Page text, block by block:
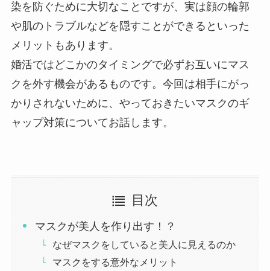
染を防ぐために大切なことですが、実は顔の輪郭
や肌のトラブルなどを隠すことができるといった
メリットもあります。
婚活ではどこかのタイミングで必ずお互いにマス
クを外す機会があるものです。今回は相手にがっ
かりされないために、やっておきたいマスクのギ
ャップ対策についてお話します。
目次
マスクが美人を作り出す！？
なぜマスクをしていると美人に見えるのか
マスクをする意外なメリット